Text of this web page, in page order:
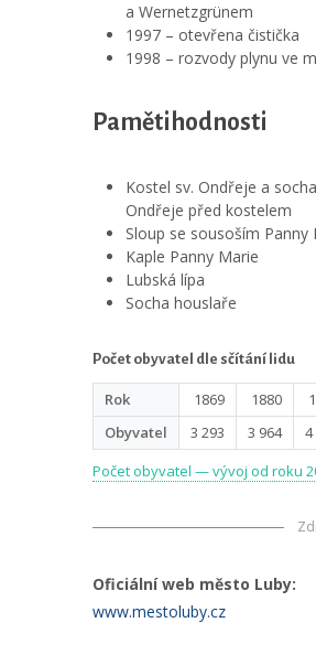
a Wernetzgrünem
1997 – otevřena čistička
1998 – rozvody plynu ve
Pamětihodnosti
Kostel sv. Ondřeje a
Ondřeje před kostelem
Sloup se sousoším Panny
Kaple Panny Marie
Lubská lípa
Socha houslaře
Počet obyvatel dle sčítání lidu
Rok 1869 1880
Obyvatel
3 293 3 964 4
Počet obyvatel — vývoj od roku
Oficiální web město Luby:
www.mestoluby.cz